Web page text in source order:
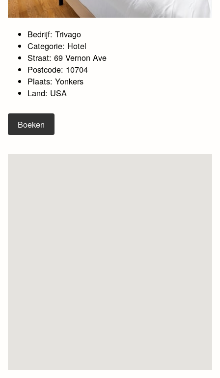
Bedrijf: Trivago
Categorie: Hotel
Straat: 69 Vernon Ave
Postcode: 10704
Plaats: Yonkers
Land: USA
Boeken